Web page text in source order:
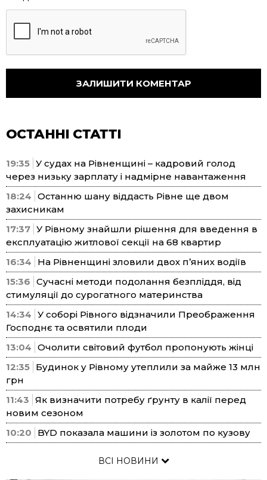
ОСТАННІ СТАТТІ
19:35 У судах на Рівненщині – кадровий голод
через низьку зарплату і надмірне навантаження
18:24 Останню шану віддасть Рівне ще двом
захисникам
17:37 У Рівному знайшли рішення для введення в
експлуатацію житлової секції на 68 квартир
16:34
На Рівненщині зловили двох п’яних водіїв
15:36 Сучасні методи подолання безпліддя, від
стимуляції до сурогатного материнства
14:34 У соборі Рівного відзначили Преображення
Господнє та освятили плоди
13:04 Очолити світовий футбол пропонують жінці
12:35 Будинок у Рівному утеплили за майже 13 млн
грн
11:43 Як визначити потребу ґрунту в калії перед
новим сезоном
10:20
BYD показала машини із золотом по кузову
ВСІ НОВИНИ